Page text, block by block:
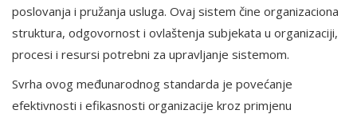
poslovanja i pružanja usluga. Ovaj sistem čine organizaciona
struktura, odgovornost i ovlaštenja subjekata u organizaciji,
procesi i resursi potrebni za upravljanje sistemom.
Svrha ovog međunarodnog standarda je povećanje
efektivnosti i efikasnosti organizacije kroz primjenu